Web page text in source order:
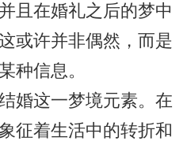
且在婚礼之后的梦中
或许并非偶然，而是
种信息。
婚这一梦境元素。在
征着生活中的转折和